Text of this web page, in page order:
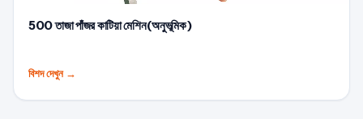
500 তাজা পাঁজর কাটিয়া মেশিন(অনুভূমিক)
বিশদ দেখুন →